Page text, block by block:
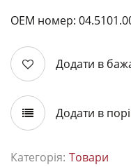
ОЕМ номер:
Додати в
Додати в
Категорія: Товари